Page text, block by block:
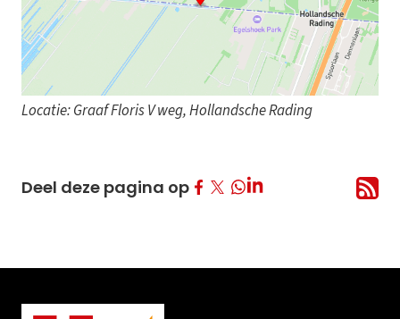
Locatie: Graaf Floris V weg, Hollandsche Rading
Deel deze pagina opDeel op Facebook
Deel op Twitter
Deel op Whatsapp
Deel op LinkedIn